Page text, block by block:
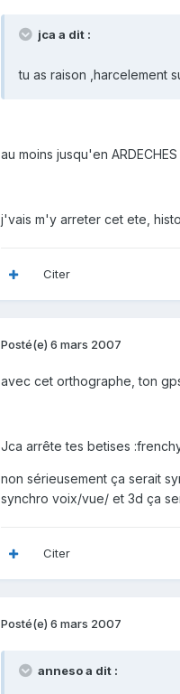
jca a dit :
tu as raison ,harcelement
au moins jusqu'en ARDECHES
j'vais m'y arreter cet ete,
Citer
Posté(e) 6 mars 2007
avec cet orthographe, ton
Jca arrête tes betises
non sérieusement ça serait
synchro voix/vue/ et 3d ça
Citer
Posté(e) 6 mars 2007
anneso a dit :